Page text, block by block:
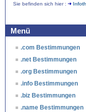
Sie befinden sich hier :
Menü
.com Bestimmungen
.net Bestimmungen
.org Bestimmungen
.info Bestimmungen
.biz Bestimmungen
.name Bestimmungen